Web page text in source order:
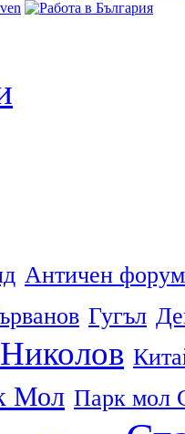
Античен форум
Гугъл
Мол Парк мол